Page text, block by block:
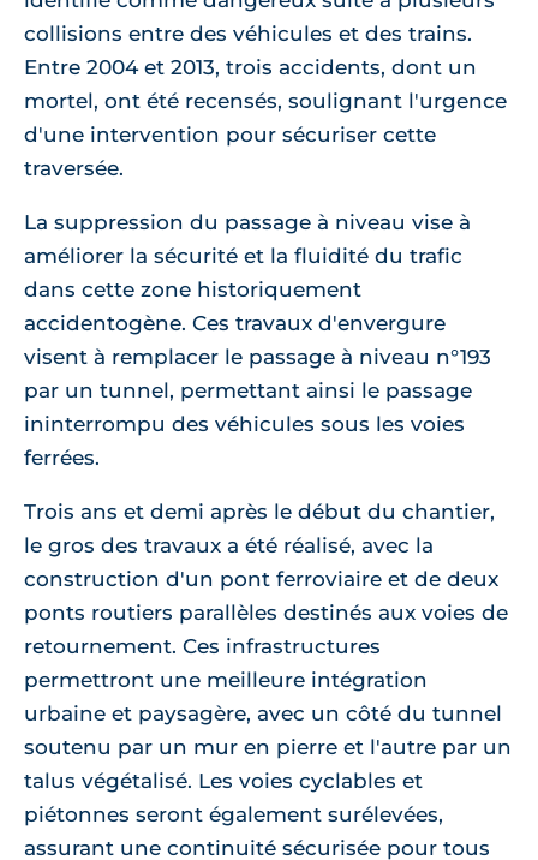
collisions entre des véhicules et des trains.
Entre 2004 et 2013, trois accidents, dont un
mortel, ont été recensés, soulignant l'urgence
d'une intervention pour sécuriser cette
traversée.
La suppression du passage à niveau vise à
améliorer la sécurité et la fluidité du trafic
dans cette zone historiquement
accidentogène. Ces travaux d'envergure
visent à remplacer le passage à niveau n°193
par un tunnel, permettant ainsi le passage
ininterrompu des véhicules sous les voies
ferrées.
Trois ans et demi après le début du chantier,
le gros des travaux a été réalisé, avec la
construction d'un pont ferroviaire et de deux
ponts routiers parallèles destinés aux voies de
retournement. Ces infrastructures
permettront une meilleure intégration
urbaine et paysagère, avec un côté du tunnel
soutenu par un mur en pierre et l'autre par un
talus végétalisé. Les voies cyclables et
piétonnes seront également surélevées,
assurant une continuité sécurisée pour tous